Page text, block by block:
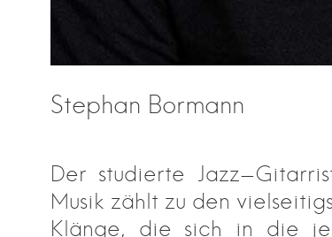
Stephan Bormann
Der studierte Jazz-
Musik zählt zu den
Klänge, die sich in die